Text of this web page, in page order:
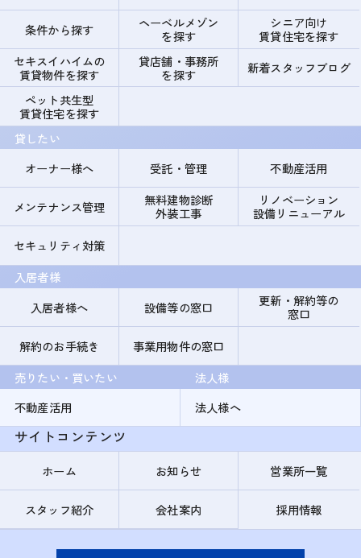
条件から探す
ヘーベルメゾン
を探す
シニア向け
賃貸住宅を探す
セキスイハイムの
賃貸物件を探す
貸店舗・事務所
を探す
新着スタッフブログ
ペット共生型
賃貸住宅を探す
貸したい
オーナー様へ
受託・管理 不動産活用
メンテナンス管理
無料建物診断
外装工事
リノベーション
設備リニューアル
セキュリティ対策
入居者様
入居者様へ
設備等の窓口
更新・解約等の
窓口
解約のお手続き
事業用物件の窓口
売りたい・買いたい
不動産活用
法人様
法人様へ
サイトコンテンツ
ホーム お知らせ 営業所一覧
スタッフ紹介 会社案内 採用情報